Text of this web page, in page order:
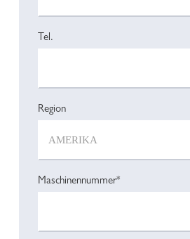
Tel.
Region
Maschinennummer*